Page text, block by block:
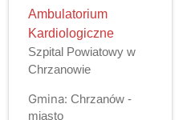
Ambulatorium
Kardiologiczne
Szpital Powiatowy w
Chrzanowie
Gmina: Chrzanów -
miasto